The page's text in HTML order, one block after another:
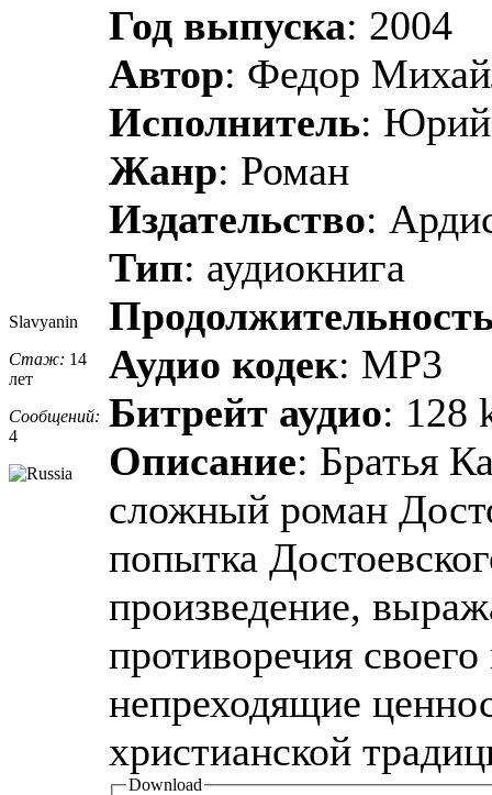
Slavyanin
Стаж: 14
лет
Сообщений:
4
Год выпуска: 2004
Автор: Федор
Исполнитель: Юрий
Жанр: Роман
Издательство:
Тип: аудиокнига
Аудио кодек: MP3
Битрейт аудио: 128
Описание: Братья
сложный роман
попытка
произведение,
противоречия
непреходящие
христианской
Download